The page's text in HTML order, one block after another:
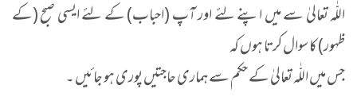
اللّٰہ تعالیٰ سے میں اپنے لئے اور آپ (احباب) کے لئے ایسی صبح (کے
ظہور) کا سوال کرتا ہوں کہ
جس میں اللّٰہ تعالیٰ کے حکم سے ہماری حاجتیں پوری ہو جائیں ۔